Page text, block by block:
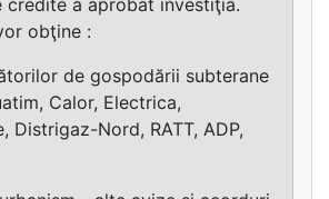
obţine :
de gospodării subterane
Calor, Electrica,
Distrigaz-Nord, RATT, ADP,